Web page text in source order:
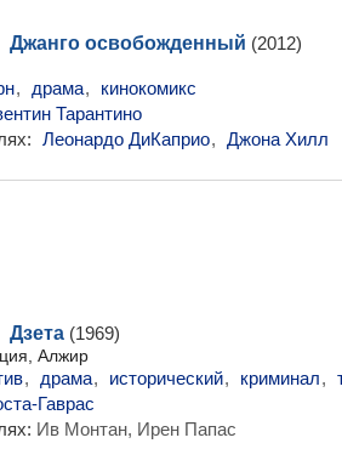
Джанго освобожденный (2012)
, драма,
кинокомикс
Тарантино
Леонардо ДиКаприо, Джона Хилл
Дзета (1969)
Алжир
, драма, исторический, криминал,
Гаврас
Ив Монтан, Ирен Папас